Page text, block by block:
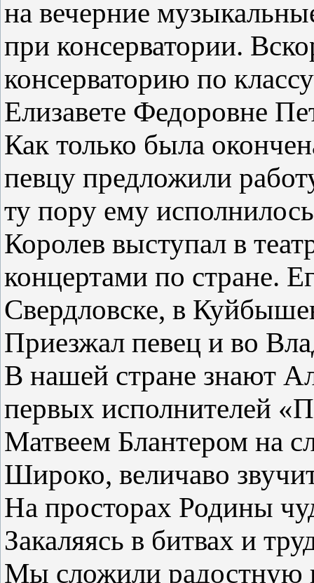
на вечерние
при консерватории.
консерваторию по
Елизавете Федоровне
Как только была
певцу предложили
ту пору ему
Королев выступал в
концертами по стране.
Свердловске, в
Приезжал певец и во
В нашей стране знают
первых исполнителей
Матвеем Блантером на
Широко, величаво
На просторах Родины
Закаляясь в битвах и
Мы сложили радостную